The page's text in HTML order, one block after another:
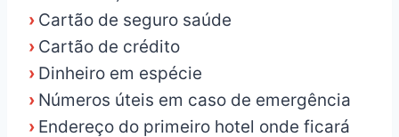
› Cartão de seguro saúde
› Cartão de crédito
› Dinheiro em espécie
› Números úteis em caso de emergência
› Endereço do primeiro hotel onde ficará